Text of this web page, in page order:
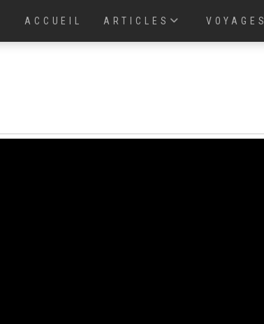
ACCUEIL ARTICLES VOYAGES